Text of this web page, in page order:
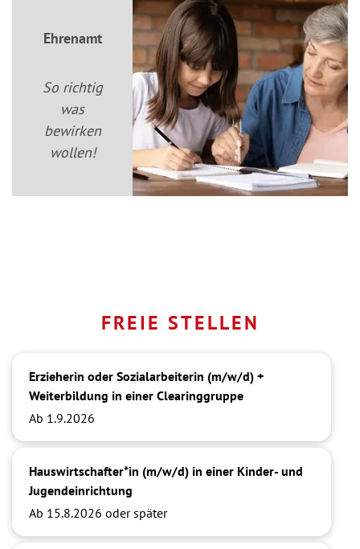
Ehrenamt
So richtig
was
bewirken
wollen!
FREIE STELLEN
Erzieherin oder Sozialarbeiterin (m/w/d) +
Weiterbildung in einer Clearinggruppe
Ab 1.9.2026
Hauswirtschafter*in (m/w/d) in einer Kinder- und
Jugendeinrichtung
Ab 15.8.2026 oder später